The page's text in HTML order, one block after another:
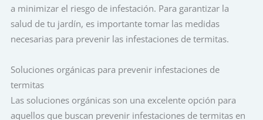
a minimizar el riesgo de infestación. Para garantizar la
salud de tu jardín, es importante tomar las medidas
necesarias para prevenir las infestaciones de termitas.
Soluciones orgánicas para prevenir infestaciones de
termitas
Las soluciones orgánicas son una excelente opción para
aquellos que buscan prevenir infestaciones de termitas en